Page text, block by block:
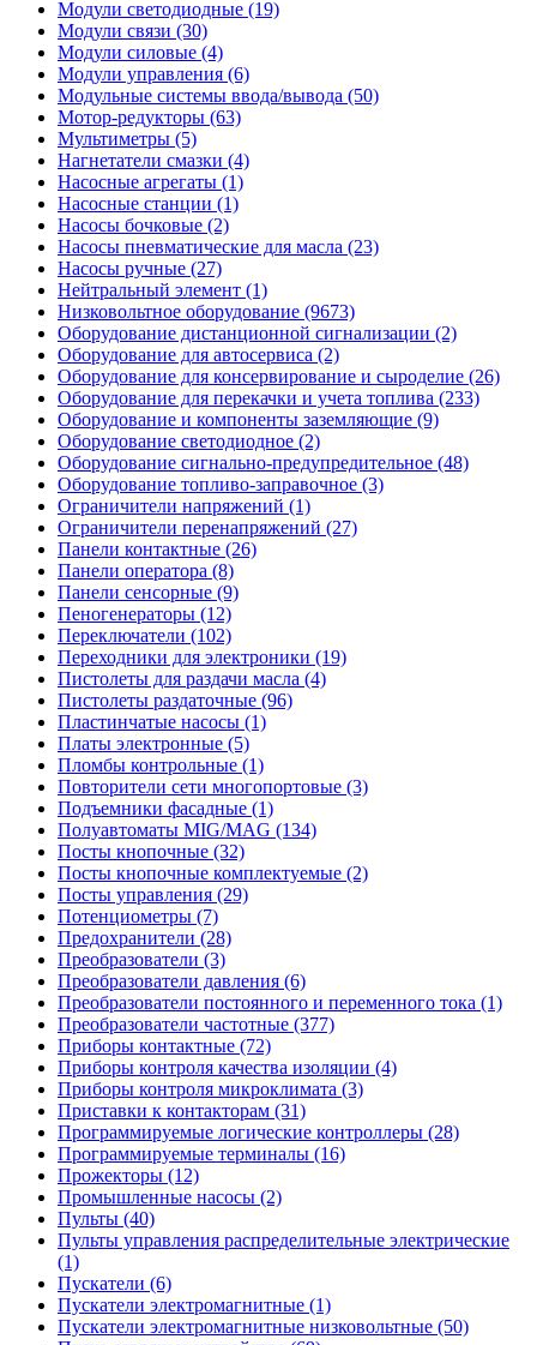
Модули светодиодные (19)
Модули связи (30)
Модули силовые (4)
Модули управления (6)
Модульные системы ввода/вывода (50)
Мотор-редукторы (63)
Мультиметры (5)
Нагнетатели смазки (4)
Насосные агрегаты (1)
Насосные станции (1)
Насосы бочковые (2)
Насосы пневматические для масла (23)
Насосы ручные (27)
Нейтральный элемент (1)
Низковольтное оборудование (9673)
Оборудование дистанционной сигнализации (2)
Оборудование для автосервиса (2)
Оборудование для консервирование и сыроделие (26)
Оборудование для перекачки и учета топлива (233)
Оборудование и компоненты заземляющие (9)
Оборудование светодиодное (2)
Оборудование сигнально-предупредительное (48)
Оборудование топливо-заправочное (3)
Ограничители напряжений (1)
Ограничители перенапряжений (27)
Панели контактные (26)
Панели оператора (8)
Панели сенсорные (9)
Пеногенераторы (12)
Переключатели (102)
Переходники для электроники (19)
Пистолеты для раздачи масла (4)
Пистолеты раздаточные (96)
Пластинчатые насосы (1)
Платы электронные (5)
Пломбы контрольные (1)
Повторители сети многопортовые (3)
Подъемники фасадные (1)
Полуавтоматы MIG/MAG (134)
Посты кнопочные (32)
Посты кнопочные комплектуемые (2)
Посты управления (29)
Потенциометры (7)
Предохранители (28)
Преобразователи (3)
Преобразователи давления (6)
Преобразователи постоянного и переменного тока (1)
Преобразователи частотные (377)
Приборы контактные (72)
Приборы контроля качества изоляции (4)
Приборы контроля микроклимата (3)
Приставки к контакторам (31)
Программируемые логические контроллеры (28)
Программируемые терминалы (16)
Прожекторы (12)
Промышленные насосы (2)
Пульты (40)
Пульты управления распределительные электрические
(1)
Пускатели (6)
Пускатели электромагнитные (1)
Пускатели электромагнитные низковольтные (50)